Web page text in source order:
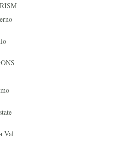
Val